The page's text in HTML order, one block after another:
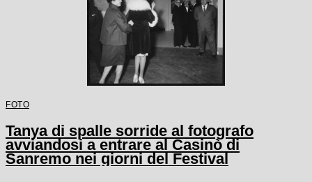
FOTO
Tanya di spalle sorride al fotografo
avviandosi a entrare al Casinò di
Sanremo nei giorni del Festival